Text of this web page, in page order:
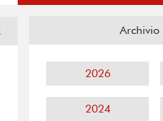
Archivio
2026
2024